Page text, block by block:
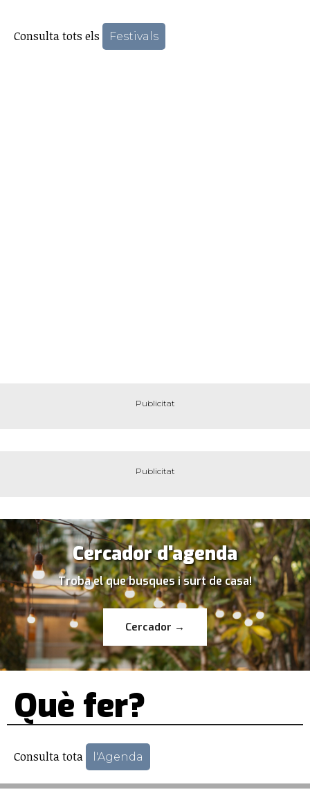
Consulta tots els Festivals
Cercador d'agenda
Troba el que busques i surt de casa!
Cercador →
Què fer?
Consulta tota l'Agenda